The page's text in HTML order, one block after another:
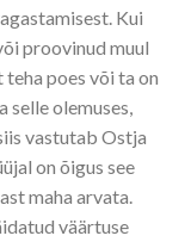
Kui
proovinud muul
poes või ta on
selle olemuses,
vastutab Ostja
on õigus see
maha arvata.
väärtuse